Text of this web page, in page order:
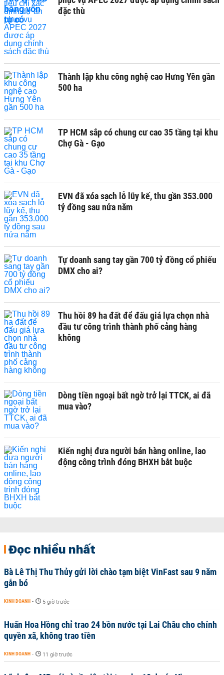
đặc thù
Thành lập khu công nghệ cao Hưng Yên gần
500 ha
TP HCM sắp có chung cư cao 35 tầng tại khu
Chợ Gà - Gạo
EVN đã xóa sạch lỗ lũy kế, thu gần 353.000
tỷ đồng sau nửa năm
Tự doanh sang tay gần 700 tỷ đồng cổ phiếu
DMX cho ai?
Thu hồi 89 ha đất để đấu giá lựa chọn nhà
đầu tư công trình thành phố cảng hàng
không
Dòng tiền ngoại bất ngờ trở lại TTCK, ai đã
mua vào?
Kiến nghị đưa người bán hàng online, lao
động công trình đóng BHXH bắt buộc
Đọc nhiều nhất
Bà Lê Thị Thu Thủy gửi lời chào tạm biệt VinFast sau 9 năm
gắn bó
KINH DOANH - 5 giờ trước
Huấn Hoa Hồng chỉ trao 24 bồn nước tại Lai Châu cho chính
quyền xã, không trao tiền
KINH DOANH - 11 giờ trước